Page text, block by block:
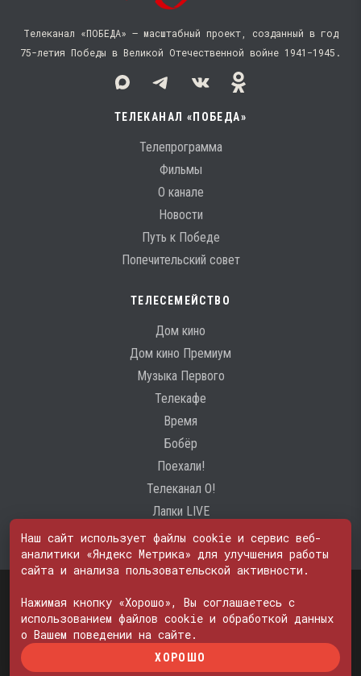
Телеканал «ПОБЕДА» — масштабный проект, созданный в год
75-летия Победы в Великой Отечественной войне 1941−1945.
ТЕЛЕКАНАЛ «ПОБЕДА»
Телепрограмма
Фильмы
О канале
Новости
Путь к Победе
Попечительский совет
ТЕЛЕСЕМЕЙСТВО
Дом кино
Дом кино Премиум
Музыка Первого
Телекафе
Время
Бобёр
Поехали!
Телеканал О!
Лапки LIVE
№ ФС 77 - 74600
© 2000—2026. Редакция телеканала «ПОБЕДА». Все права на любые
материалы, опубликованные на сайте, защищены. Любое
использование материалов возможно только с согласия Редакции
телеканала.
Наш сайт использует файлы cookie и сервис веб-
аналитики «Яндекс Метрика» для улучшения работы
сайта и анализа пользовательской активности.
Нажимая кнопку «Хорошо», Вы соглашаетесь с
использованием файлов cookie и обработкой данных
о Вашем поведении на сайте.
ХОРОШО